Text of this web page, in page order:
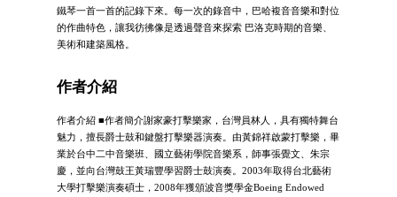
鐵琴一首一首的記錄下來。每一次的錄音中，巴哈複音音樂和對位
的作曲特色，讓我彷彿像是透過聲音來探索 巴洛克時期的音樂、
美術和建築風格。
作者介紹
作者介紹 ■作者簡介謝家豪打擊樂家，台灣員林人，具有獨特舞台
魅力，擅長爵士鼓和鍵盤打擊樂器演奏。由黃錦祥啟蒙打擊樂，畢
業於台中二中音樂班、國立藝術學院音樂系，師事張覺文、朱宗
慶，並向台灣鼓王黃瑞豐學習爵士鼓演奏。2003年取得台北藝術
大學打擊樂演奏碩士，2008年獲頒波音獎學金Boeing Endowed